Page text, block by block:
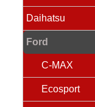
Daihatsu
Ford
C-MAX
Ecosport